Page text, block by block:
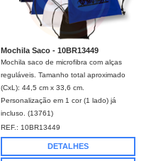
Mochila Saco - 10BR13449
Mochila saco de microfibra com alças
reguláveis. Tamanho total aproximado
(CxL): 44,5 cm x 33,6 cm.
Personalização em 1 cor (1 lado) já
incluso. (13761)
REF.: 10BR13449
DETALHES